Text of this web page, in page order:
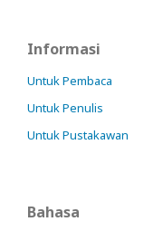
Informasi
Untuk Pembaca
Untuk Penulis
Untuk Pustakawan
Bahasa